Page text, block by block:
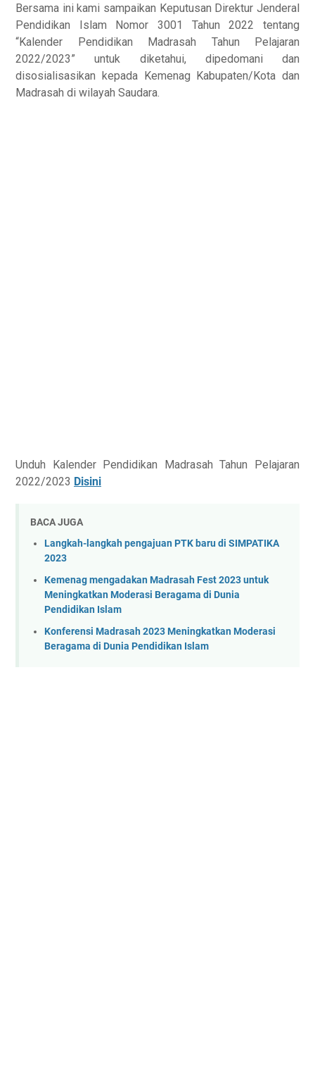
Bersama ini kami sampaikan Keputusan Direktur Jenderal
Pendidikan Islam Nomor 3001 Tahun 2022 tentang
“Kalender Pendidikan Madrasah Tahun Pelajaran
2022/2023” untuk diketahui, dipedomani dan
disosialisasikan kepada Kemenag Kabupaten/Kota dan
Madrasah di wilayah Saudara.
Unduh Kalender Pendidikan Madrasah Tahun Pelajaran
2022/2023 Disini
BACA JUGA
Langkah-langkah pengajuan PTK baru di SIMPATIKA
2023
Kemenag mengadakan Madrasah Fest 2023 untuk
Meningkatkan Moderasi Beragama di Dunia
Pendidikan Islam
Konferensi Madrasah 2023 Meningkatkan Moderasi
Beragama di Dunia Pendidikan Islam